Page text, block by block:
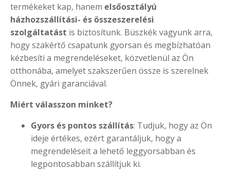
termékeket kap, hanem elsőosztályú
házhozszállítási- és összeszerelési
szolgáltatást is biztosítunk. Büszkék vagyunk arra,
hogy szakértő csapatunk gyorsan és megbízhatóan
kézbesíti a megrendeléseket, közvetlenül az Ön
otthonába, amelyet szakszerűen össze is szerelnek
Önnek, gyári garanciával.
Miért válasszon minket?
Gyors és pontos szállítás: Tudjuk, hogy az Ön
ideje értékes, ezért garantáljuk, hogy a
megrendeléseit a lehető leggyorsabban és
legpontosabban szállítjuk ki.